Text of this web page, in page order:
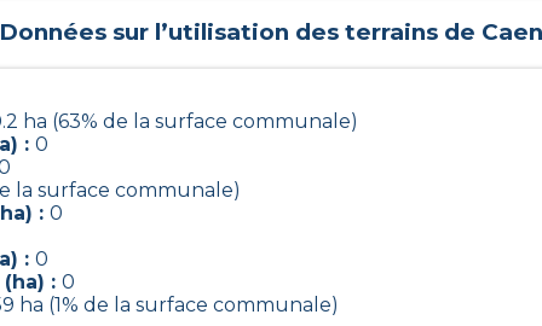
Données sur l’utilisation des terrains de Caen
ha (63% de la surface communale)
: 0
la surface communale)
: 0
: 0
: 0
ha (1% de la surface communale)